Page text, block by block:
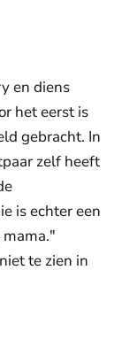
en diens
het eerst is
gebracht. In
zelf heeft
is echter een
te zien in